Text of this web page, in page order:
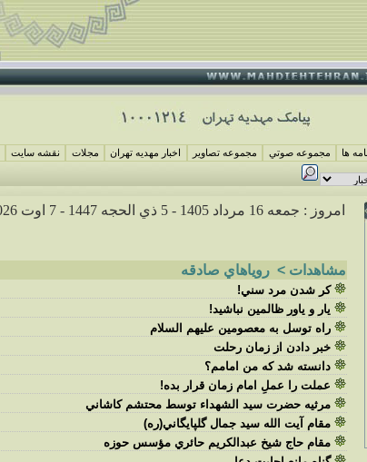
نقشه سايت مجلات اخبار مهديه تهران مجموعه تصاوير مجموعه صوتي ها
امروز : جمعه 16 مرداد 1405 - 7 اوت 2026
مشاهدات > روياهاي صادقه
کر شدن مرد سني!
يار و ياور ظالمين نباشيد!
راه توسل به معصومين عليهم السلام
خبر دادن از زمان رحلت
دانسته شد که من امامم؟
عملت را عملِ امام زمان قرار بده!
مرثيه حضرت سيد الشهداء توسط محتشم کاشاني
مقام آيت الله سيد جمال گلپايگاني(ره)
مقام حاج شيخ عبدالکريم حائري مؤسس حوزه